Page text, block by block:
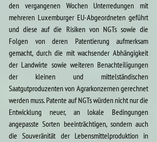
den vergangenen Wochen Unterredungen mit
mehreren Luxemburger EU-Abgeordneten geführt
und diese auf die Risiken von NGTs sowie die
Folgen von deren Patentierung aufmerksam
gemacht, durch die mit wachsender Abhängigkeit
der Landwirte sowie weiteren Benachteiligungen
der kleinen und mittelständischen
Saatgutproduzenten von Agrarkonzernen gerechnet
werden muss. Patente auf NGTs würden nicht nur die
Entwicklung neuer, an lokale Bedingungen
angepasste Sorten beeinträchtigen, sondern auch
die Souveränität der Lebensmittelproduktion in